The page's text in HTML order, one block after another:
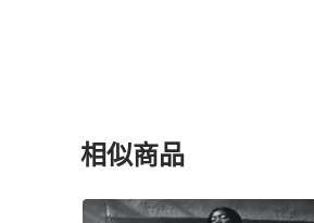
相似商品
更多相似Chanel女裝推薦精品